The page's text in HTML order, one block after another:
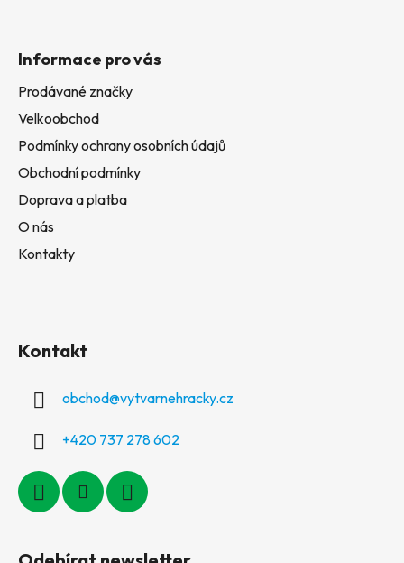
Informace pro vás
Prodávané značky
Velkoobchod
Podmínky ochrany osobních údajů
Obchodní podmínky
Doprava a platba
O nás
Kontakty
Kontakt
obchod@vytvarnehracky.cz
+420 737 278 602